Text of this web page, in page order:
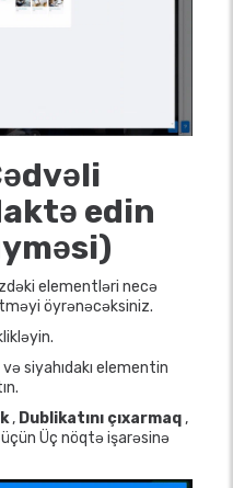
edin
elementləri necə
öyrənəcəksiniz.
siyahıdakı elementin
, Dublikatını çıxarmaq ,
Üç nöqtə işarəsinə